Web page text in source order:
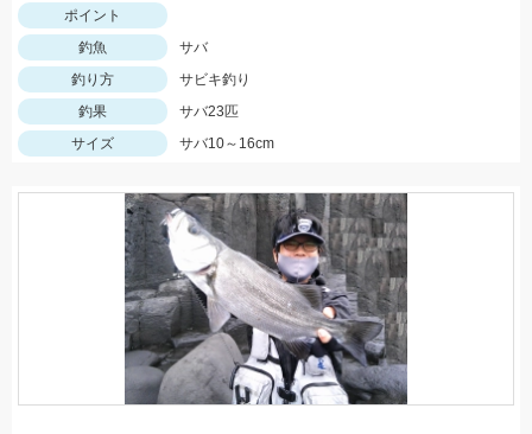
ポイント
釣魚
サバ
釣り方
サビキ釣り
釣果
サバ23匹
サイズ
サバ10～16cm